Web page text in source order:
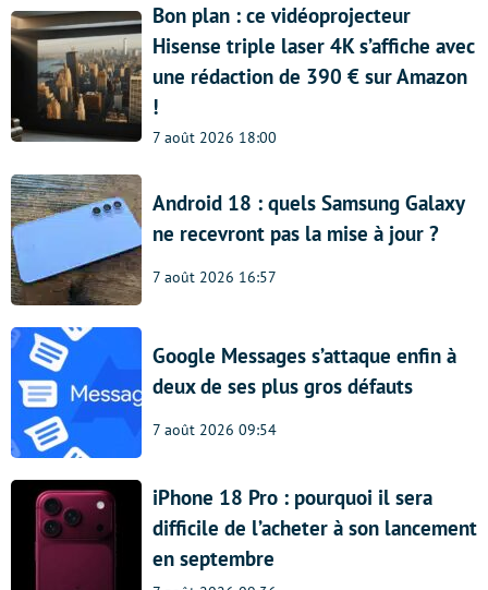
Bon plan : ce vidéoprojecteur
Hisense triple laser 4K s’affiche avec
une rédaction de 390 € sur Amazon
!
7 août 2026 18:00
Android 18 : quels Samsung Galaxy
ne recevront pas la mise à jour ?
7 août 2026 16:57
Google Messages s’attaque enfin à
deux de ses plus gros défauts
7 août 2026 09:54
iPhone 18 Pro : pourquoi il sera
difficile de l’acheter à son lancement
en septembre